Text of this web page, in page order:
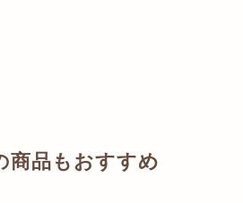
商品もおすすめ